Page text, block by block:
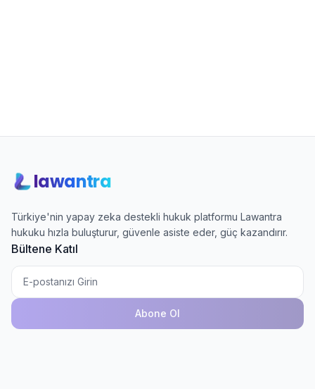
lawantra
Türkiye'nin yapay zeka destekli hukuk platformu Lawantra
hukuku hızla buluşturur, güvenle asiste eder, güç kazandırır.
Bültene Katıl
Abone Ol